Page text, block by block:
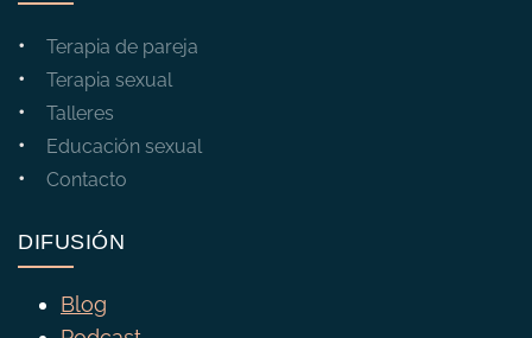
Terapia de pareja
Terapia sexual
Talleres
Educación sexual
Contacto
DIFUSIÓN
Blog